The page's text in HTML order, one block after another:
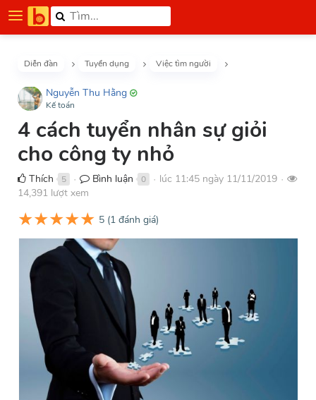
Diễn đàn Tuyển dụng Việc tìm người
Nguyễn Thu Hằng
Kế toán
4 cách tuyển nhân sự giỏi
cho công ty nhỏ
Thích 5 ● Bình luận 0 ● lúc 11:45 ngày 11/11/2019 ●
14,391 lượt xem
★★★★★ 5 (1 đánh giá)